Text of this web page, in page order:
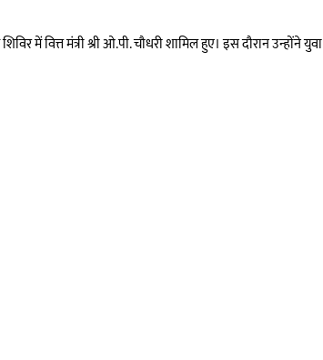
में वित्त मंत्री श्री ओ.पी. चौधरी शामिल हुए। इस दौरान उन्होंने